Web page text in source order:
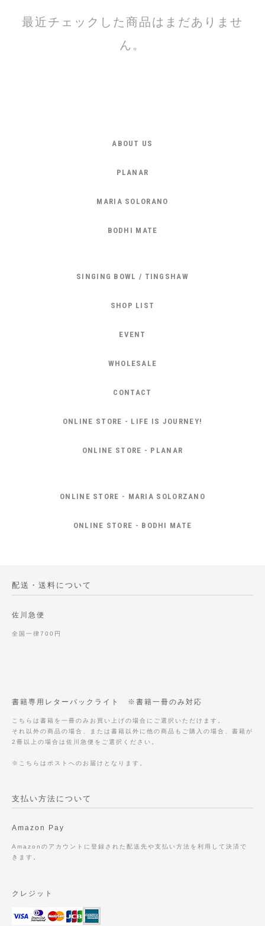
最近チェックした商品はまだありませ
ん。
ABOUT US
PLANAR
MARIA SOLORANO
BODHI MATE
SINGING BOWL / TINGSHAW
SHOP LIST
EVENT
WHOLESALE
CONTACT
ONLINE STORE - LIFE IS JOURNEY!
ONLINE STORE - PLANAR
ONLINE STORE - MARIA SOLORZANO
ONLINE STORE - BODHI MATE
配送・送料について
佐川急便
全国一律700円
書籍専用レターパックライト ※書籍一冊のみ対応
こちらは書籍を一冊のみお買い上げの場合にご選択いただけます。
それ以外の商品の場合、または書籍以外に他の商品もご購入の場合、書籍が
2冊以上の場合は佐川急便をご選択ください。
※こちらはポストへのお届けとなります。
支払い方法について
Amazon Pay
Amazonのアカウントに登録された配送先や支払い方法を利用して決済で
きます。
クレジット